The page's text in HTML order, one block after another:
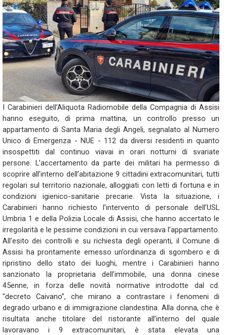
I Carabinieri dell’Aliquota Radiomobile della Compagnia di Assisi
hanno eseguito, di prima mattina, un controllo presso un
appartamento di Santa Maria degli Angeli, segnalato al Numero
Unico di Emergenza - NUE - 112 da diversi residenti in quanto
insospettiti dal continuo viavai in orari notturni di svariate
persone. L’accertamento da parte dei militari ha permesso di
scoprire all’interno dell’abitazione 9 cittadini extracomunitari, tutti
regolari sul territorio nazionale, alloggiati con letti di fortuna e in
condizioni igienico-sanitarie precarie. Vista la situazione, i
Carabinieri hanno richiesto l’intervento di personale dell’USL
Umbria 1 e della Polizia Locale di Assisi, che hanno accertato le
irregolarità e le pessime condizioni in cui versava l’appartamento.
All’esito dei controlli e su richiesta degli operanti, il Comune di
Assisi ha prontamente emesso un’ordinanza di sgombero e di
ripristino dello stato dei luoghi, mentre i Carabinieri hanno
sanzionato la proprietaria dell’immobile, una donna cinese
45enne, in forza delle novità normative introdotte dal cd.
“decreto Caivano”, che mirano a contrastare i fenomeni di
degrado urbano e di immigrazione clandestina. Alla donna, che è
risultata anche titolare del ristorante all’interno del quale
lavoravano i 9 extracomunitari, è stata elevata una